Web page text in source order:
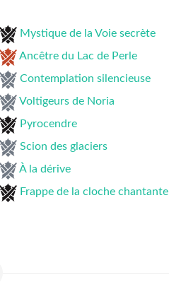
Mystique de la Voie secrète
Ancêtre du Lac de Perle
Contemplation silencieuse
Voltigeurs de Noria
Pyrocendre
Scion des glaciers
À la dérive
Frappe de la cloche chantante